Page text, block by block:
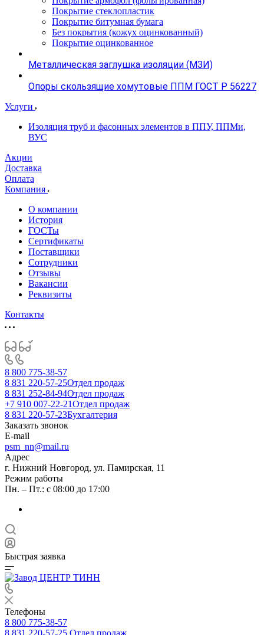
Покрытие стеклопластик
Покрытие битумная бумага
Без покрытия (кожух оцинкованный)
Покрытие оцинкованное
Металлическая заглушка изоляции (МЗИ)
Опоры скользящие хомутовые ППМ ГОСТ Р 56227
Услуги
Изоляция труб и фасонных элементов в ППУ, ППМи,
ВУС
Акции
Доставка
Оплата
Компания
О компании
История
ГОСТы
Сертификаты
Поставщики
Сотрудники
Отзывы
Вакансии
Реквизиты
Контакты
8 800 775-38-57
8 831 220-57-25Отдел продаж
8 831 252-84-94Отдел продаж
+7 910 007-22-21Отдел продаж
8 831 220-57-23Бухгалтерия
Заказать звонок
E-mail
psm_nn@mail.ru
Адрес
г. Нижний Новгород, ул. Памирская, 11
Режим работы
Пн. – Пт.: с 08:00 до 17:00
Быстрая заявка
Телефоны
8 800 775-38-57
8 831 220-57-25 Отдел продаж